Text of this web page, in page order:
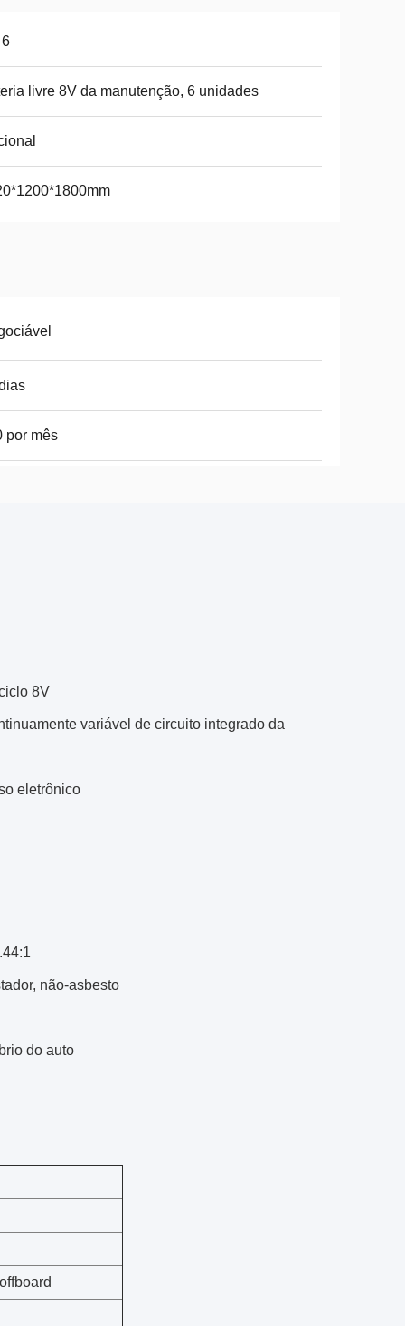
livre 8V da manutenção, 6 unidades
por mês
8V
variável de circuito integrado da
eletrônico
não-asbesto
do auto